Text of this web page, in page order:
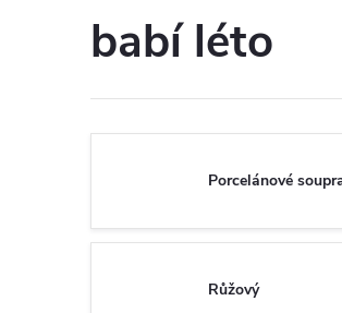
babí léto
Porcelánové
Růžový